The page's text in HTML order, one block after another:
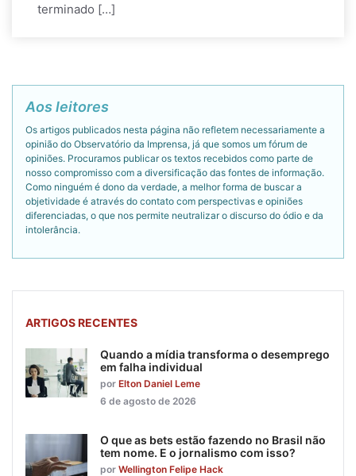
terminado […]
Aos leitores
Os artigos publicados nesta página não refletem necessariamente a
opinião do Observatório da Imprensa, já que somos um fórum de
opiniões. Procuramos publicar os textos recebidos como parte de
nosso compromisso com a diversificação das fontes de informação.
Como ninguém é dono da verdade, a melhor forma de buscar a
objetividade é através do contato com perspectivas e opiniões
diferenciadas, o que nos permite neutralizar o discurso do ódio e da
intolerância.
ARTIGOS RECENTES
Quando a mídia transforma o desemprego
em falha individual
por Elton Daniel Leme
6 de agosto de 2026
O que as bets estão fazendo no Brasil não
tem nome. E o jornalismo com isso?
por Wellington Felipe Hack